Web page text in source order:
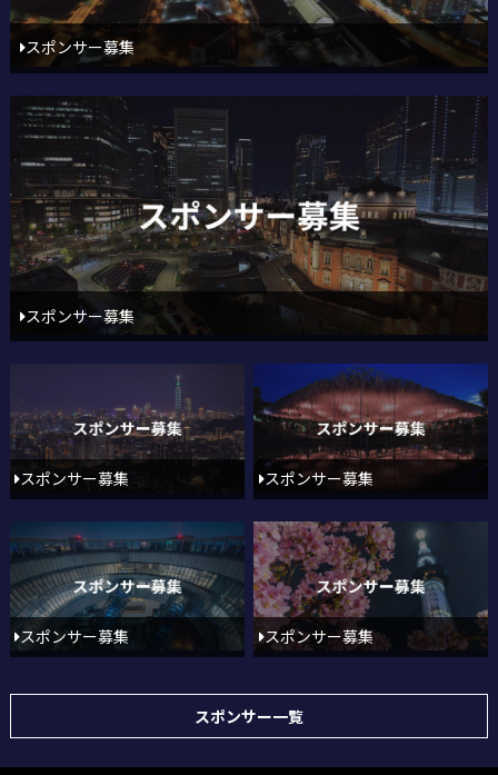
スポンサー募集
スポンサー募集
スポンサー募集 スポンサー募集
スポンサー募集 スポンサー募集
スポンサー一覧